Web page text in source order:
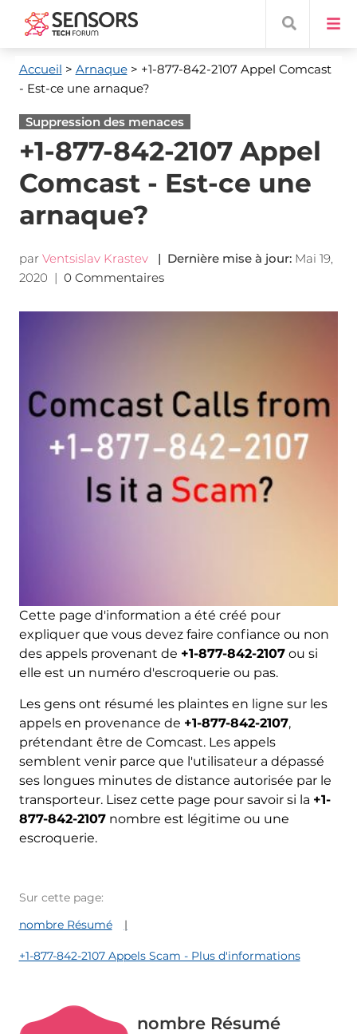
Accueil > Arnaque> +1-877-842-2107 Appel Comcast
- Est-ce une arnaque?
Suppression des menaces
+1-877-842-2107 Appel
Comcast - Est-ce une
arnaque?
par Ventsislav Krastev | Dernière mise à jour: Mai 19,
2020 | 0 Commentaires
Cette page d'information a été créé pour
expliquer que vous devez faire confiance ou non
des appels provenant de +1-877-842-2107ou si
elle est un numéro d'escroquerie ou pas.
Les gens ont résumé les plaintes en ligne sur les
appels en provenance de +1-877-842-2107,
prétendant être de Comcast. Les appels
semblent venir parce que l'utilisateur a dépassé
ses longues minutes de distance autorisée par le
transporteur. Lisez cette page pour savoir si la +1-
877-842-2107nombre est légitime ou une
escroquerie.
Sur cette page:
nombre Résumé
+1-877-842-2107 Appels Scam - Plus d'informations
nombre Résumé